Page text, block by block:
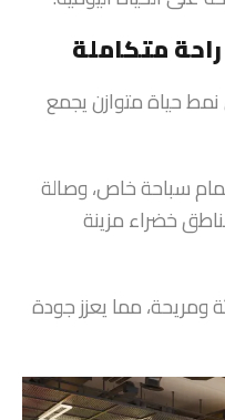
متكاملة
حياة متوازن يجمع
سباحة خاص، وصالة
خضراء مزينة
ومريحة، مما يعزز جودة